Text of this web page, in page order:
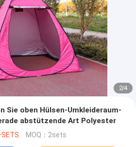
2/4
Sie oben Hülsen-Umkleideraum-
abstützende Art Polyester
MOQ：2sets